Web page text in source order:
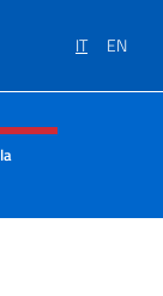
IT EN
menù